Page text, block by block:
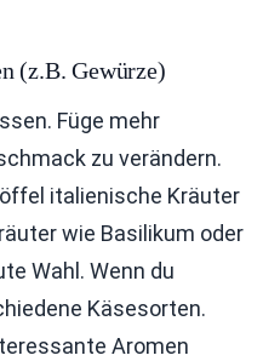
(z.B. Gewürze)
Füge mehr
zu verändern.
italienische Kräuter
wie Basilikum oder
Wahl. Wenn du
Käsesorten.
Aromen